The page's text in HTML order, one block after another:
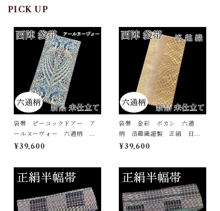
PICK UP
袋帯 ピーコックドアー ア
ールヌーヴォー 六通柄 孔
雀 大光謹製 正絹 日本
¥39,600
袋帯 金彩 ボカシ 六通
柄 洛趣織謹製 正絹 日本
製 未仕立て
¥39,600